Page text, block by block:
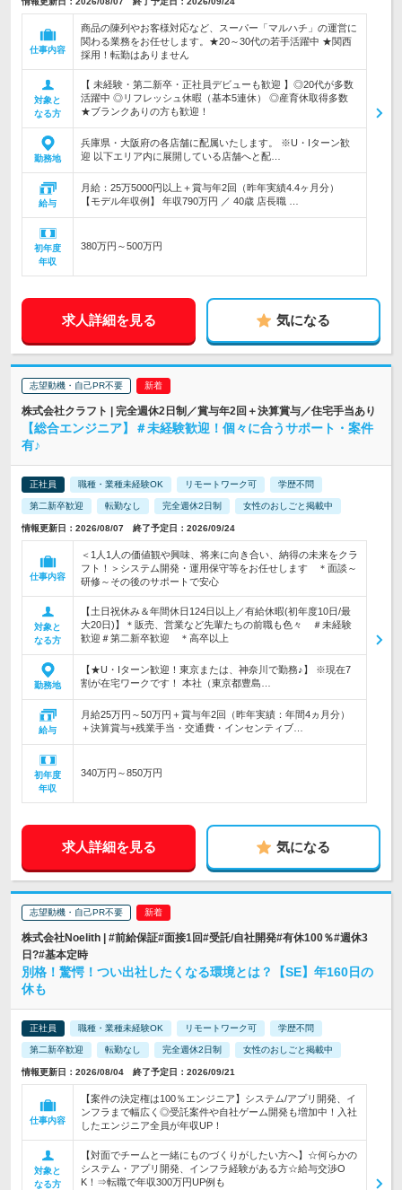
仕事内容
商品の陳列やお客様対応など、スーパー「マルハチ」の運営に
関わる業務をお任せします。★20～30代の若手活躍中 ★関西
採用！転勤はありません
対象と
なる方
【 未経験・第二新卒・正社員デビューも歓迎 】◎20代が多数
活躍中 ◎リフレッシュ休暇（基本5連休） ◎産育休取得多数
★ブランクありの方も歓迎！
勤務地
兵庫県・大阪府の各店舗に配属いたします。 ※U・Iターン歓
迎 以下エリア内に展開している店舗へと配…
給与
月給：25万5000円以上＋賞与年2回（昨年実績4.4ヶ月分）
【モデル年収例】 年収790万円 ／ 40歳 店長職 …
初年度
年収
380万円～500万円
求人詳細を見る 気になる
志望動機・自己PR不要
株式会社クラフト | 完全週休2日制／賞与年2回＋決算賞与／住宅手当あり
【総合エンジニア】＃未経験歓迎！個々に合うサポート・案件
有♪
正社員 職種・業種未経験OK リモートワーク可 学歴不問
第二新卒歓迎 転勤なし 完全週休2日制 女性のおしごと掲載中
情報更新日：2026/08/07 終了予定日：2026/09/24
仕事内容
＜1人1人の価値観や興味、将来に向き合い、納得の未来をクラ
フト！＞システム開発・運用保守等をお任せします ＊面談～
研修～その後のサポートで安心
対象と
なる方
【土日祝休み＆年間休日124日以上／有給休暇(初年度10日/最
大20日)】＊販売、営業など先輩たちの前職も色々 ＃未経験
歓迎＃第二新卒歓迎 ＊高卒以上
勤務地
【★U・Iターン歓迎！東京または、神奈川で勤務♪】 ※現在7
割が在宅ワークです！ 本社（東京都豊島…
給与
月給25万円～50万円＋賞与年2回（昨年実績：年間4ヵ月分）
＋決算賞与+残業手当・交通費・インセンティブ…
初年度
年収
340万円～850万円
求人詳細を見る 気になる
志望動機・自己PR不要
株式会社Noelith | #前給保証#面接1回#受託/自社開発#有休100％#週休3
日?#基本定時
別格！驚愕！つい出社したくなる環境とは？【SE】年160日の
休も
正社員 職種・業種未経験OK リモートワーク可 学歴不問
第二新卒歓迎 転勤なし 完全週休2日制 女性のおしごと掲載中
情報更新日：2026/08/04 終了予定日：2026/09/21
仕事内容
【案件の決定権は100％エンジニア】システム/アプリ開発、イ
ンフラまで幅広く◎受託案件や自社ゲーム開発も増加中！入社
したエンジニア全員が年収UP！
対象と
なる方
【対面でチームと一緒にものづくりがしたい方へ】☆何らかの
システム・アプリ開発、インフラ経験がある方☆給与交渉O
K！⇒転職で年収300万円UP例も